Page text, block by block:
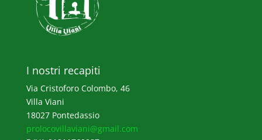
I nostri recapiti
Via Cristoforo Colombo, 46
Villa Viani
18027 Pontedassio
prolocovillaviani@gmail.com